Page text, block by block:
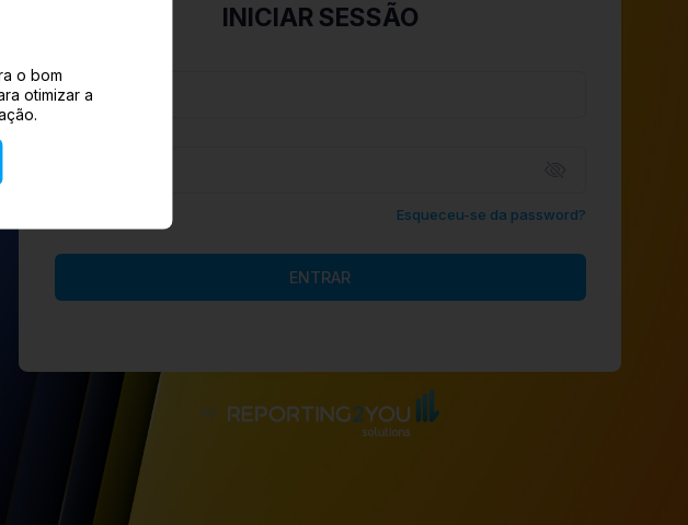
o bom
otimizar a
INICIAR SESSÃO
Esqueceu-se da password?
ENTRAR
by